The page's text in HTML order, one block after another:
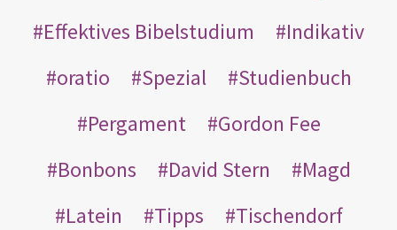
Effektives Bibelstudium
Indikativ
oratio
Spezial
Studienbuch
Pergament
Gordon Fee
Bonbons
David Stern
Magd
Latein
Tipps
Tischendorf